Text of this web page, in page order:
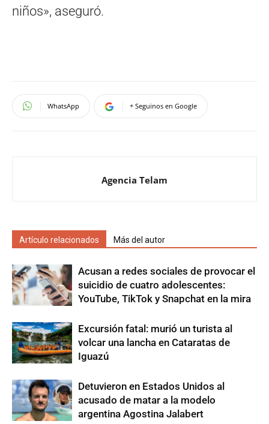
niños», aseguró.
WhatsApp + Seguinos en Google
Agencia Telam
Artículo relacionados Más del autor
Acusan a redes sociales de provocar el
suicidio de cuatro adolescentes:
YouTube, TikTok y Snapchat en la mira
Excursión fatal: murió un turista al
volcar una lancha en Cataratas de
Iguazú
Detuvieron en Estados Unidos al
acusado de matar a la modelo
argentina Agostina Jalabert